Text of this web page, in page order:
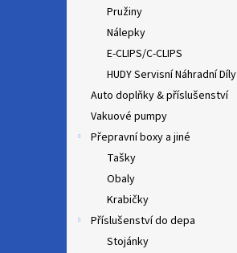
Pružiny
Nálepky
E-CLIPS/C-CLIPS
HUDY Servisní Náhradní Díly
Auto doplňky & příslušenství
Vakuové pumpy
Přepravní boxy a jiné
Tašky
Obaly
Krabičky
Příslušenství do depa
Stojánky